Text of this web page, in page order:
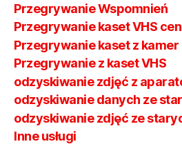
Przegrywanie Wspomnień
Przegrywanie kaset VHS
Przegrywanie kaset z kamer
Przegrywanie z kaset VHS
odzyskiwanie zdjęć z
odzyskiwanie danych ze
odzyskiwanie zdjęć ze
Inne usługi